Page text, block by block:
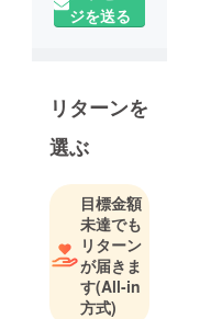
ション」と
ジを送る
リターンを
選ぶ
目標金額
未達でも
リターン
が届きま
す(All-in
方式)